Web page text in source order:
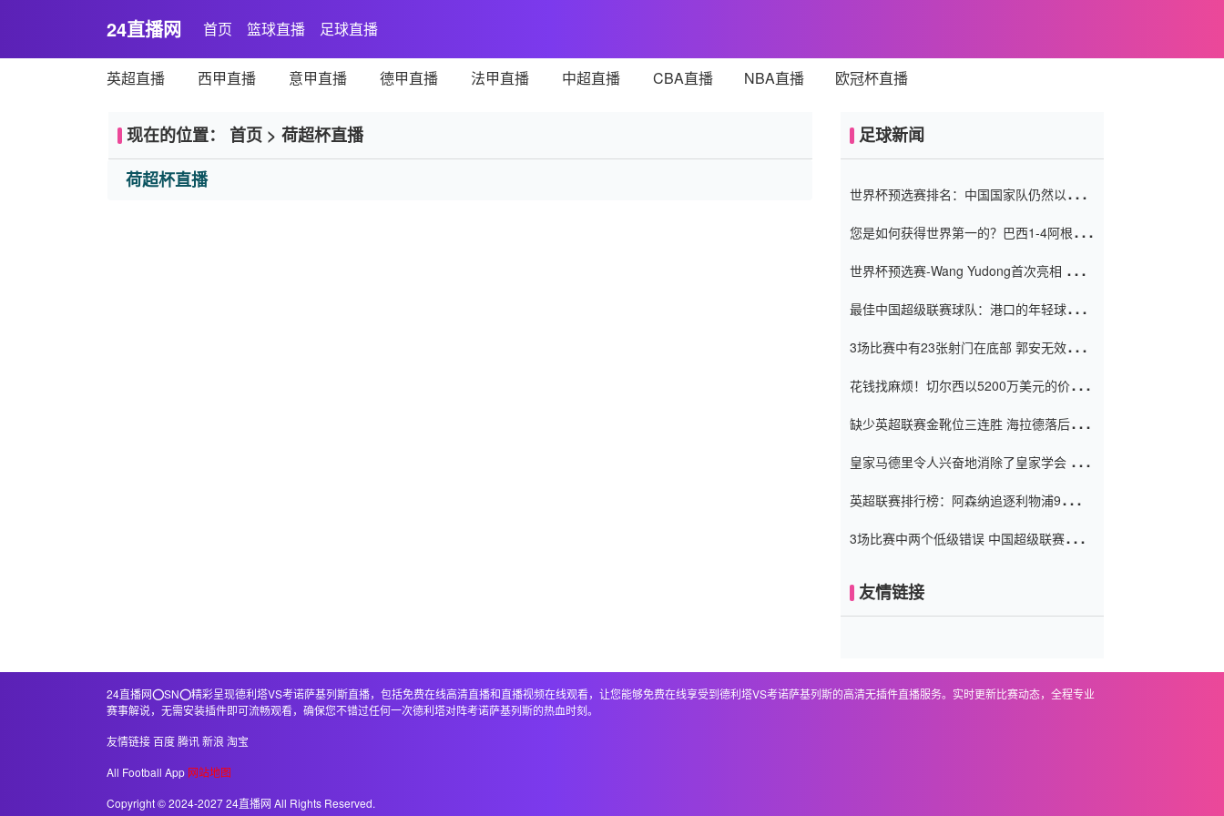
24直播网 首页 篮球直播 足球直播
英超直播 西甲直播 意甲直播 德甲直播 法甲直播 中超直播 CBA直播 NBA直播 欧冠杯直播
现在的位置： 首页 > 荷超杯直播
荷超杯直播
足球新闻
世界杯预选赛排名：中国国家队仍然以6分
您是如何获得世界第一的？巴西1-4阿根
世界杯预选赛-Wang Yudong首次亮相 中国
最佳中国超级联赛球队：港口的年轻球员在
（Taishan）
3场比赛中有23张射门在底部 郭安无效传球
花钱找麻烦！切尔西以5200万美元的价格
窗口
缺少英超联赛金靴位三连胜 海拉德落后6球
皇家马德里令人兴奋地消除了皇家学会 安
英超联赛排行榜：阿森纳追逐利物浦9分 曼
3场比赛中两个低级错误 中国超级联赛的前
友情链接
24直播网⭕️SN⭕️精彩呈现德利塔VS考诺萨基列斯直播，包括免费在线高清直播和直播视频在线观看，让您能够免费在线享受到德利塔VS考诺萨基列斯的高清无插件直播服务。实时更新比赛动态，全程专业
赛事解说，无需安装插件即可流畅观看，确保您不错过任何一次德利塔对阵考诺萨基列斯的热血时刻。
友情链接百度腾讯新浪 淘宝
All Football App 网站地图
Copyright © 2024-2027 24直播网 All Rights Reserved.